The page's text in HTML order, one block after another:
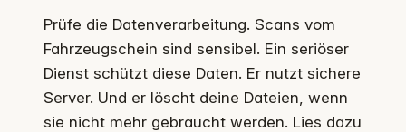
Prüfe die Datenverarbeitung. Scans vom
Fahrzeugschein sind sensibel. Ein seriöser
Dienst schützt diese Daten. Er nutzt sichere
Server. Und er löscht deine Dateien, wenn
sie nicht mehr gebraucht werden. Lies dazu